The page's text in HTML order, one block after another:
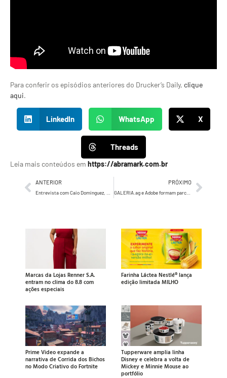
Para conferir os episódios anteriores do Drucker’s Daily, clique
aqui.
LinkedIn WhatsApp X
Threads
Leia mais conteúdos em https://abramark.com.br
ANTERIOR PRÓXIMO
GALERIA.ag e Adobe formam parceria inédita no Brasil para implementar o GenStudio e escalar criatividade com IA
Marcas da Lojas Renner S.A.
entram no clima do 8.8 com
ações especiais
Farinha Láctea Nestlé® lança
edição limitada MILHO
Prime Video expande a
narrativa de Corrida dos Bichos
no Modo Criativo do Fortnite
Tupperware amplia linha
Disney e celebra a volta de
Mickey e Minnie Mouse ao
portfólio